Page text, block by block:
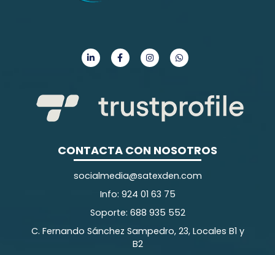
CONTACTA CON NOSOTROS
socialmedia@satexden.com
Info: 924 01 63 75
Soporte: 688 935 552
C. Fernando Sánchez Sampedro, 23, Locales B1 y
B2